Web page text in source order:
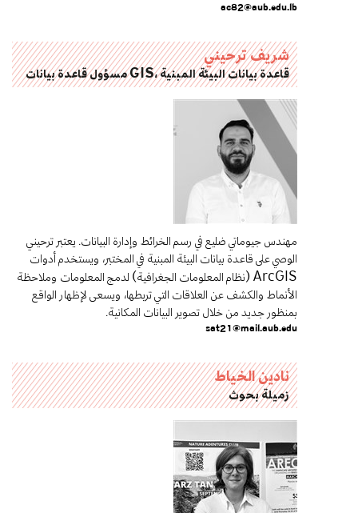
ac82@aub.edu.lb
شريف ترحيني
قاعدة بيانات البيئة المبنية ،GIS مسؤول قاعدة بيانات
مهندس جيوماتي ضليع في رسم الخرائط وإدارة البيانات. يعتبر ترحيني
الوصي على قاعدة بيانات البيئة المبنية في المختبر، ويستخدم أدوات
ArcGIS (نظام المعلومات الجغرافية) لدمج المعلومات وملاحظة
الأنماط والكشف عن العلاقات التي تربطها، ويسعى لإظهار الواقع
بمنظور جديد من خلال تصوير البيانات المكانية.
sat21@mail.aub.edu
نادين الخياط
زميلة بحوث